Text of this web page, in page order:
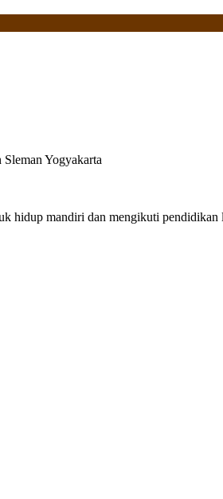
Yogyakarta
hidup mandiri dan mengikuti pendidikan